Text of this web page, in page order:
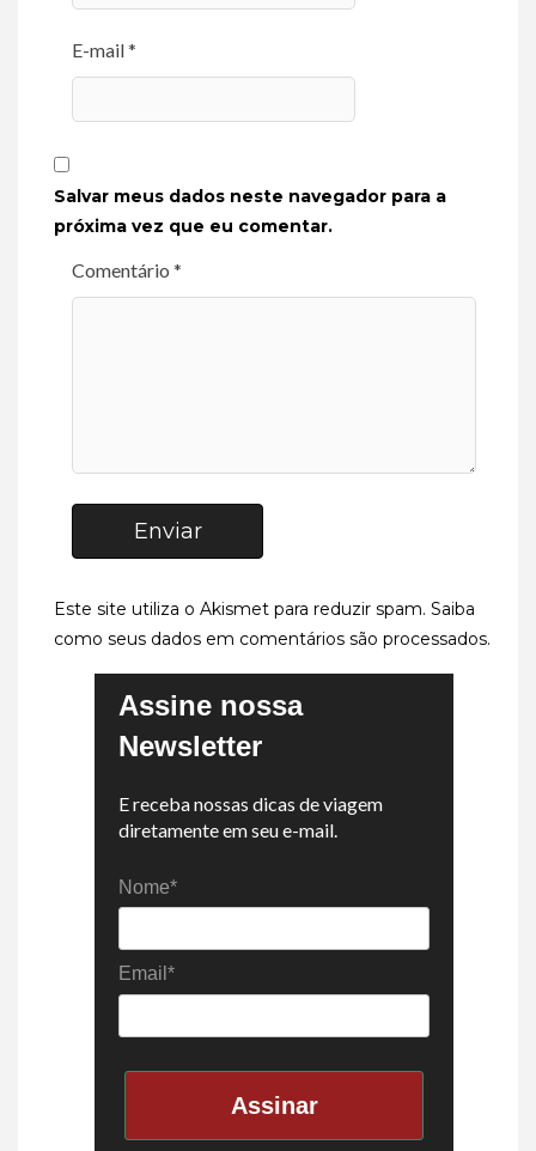
E-mail *
Salvar meus dados neste navegador para a
próxima vez que eu comentar.
Comentário *
Enviar
Este site utiliza o Akismet para reduzir spam. Saiba
como seus dados em comentários são processados.
Assine nossa
Newsletter
E receba nossas dicas de viagem
diretamente em seu e-mail.
Nome*
Email*
Assinar